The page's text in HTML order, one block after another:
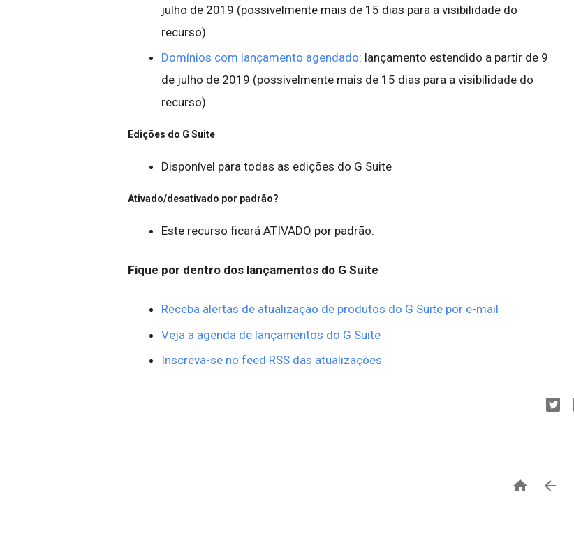
julho de 2019 (possivelmente mais de 15 dias para a visibilidade do
recurso)
Domínios com lançamento agendado: lançamento estendido a partir de 9
de julho de 2019 (possivelmente mais de 15 dias para a visibilidade do
recurso)
Edições do G Suite
Disponível para todas as edições do G Suite
Ativado/desativado por padrão?
Este recurso ficará ATIVADO por padrão.
Fique por dentro dos lançamentos do G Suite
Receba alertas de atualização de produtos do G Suite por e-mail
Veja a agenda de lançamentos do G Suite
Inscreva-se no feed RSS das atualizações
 